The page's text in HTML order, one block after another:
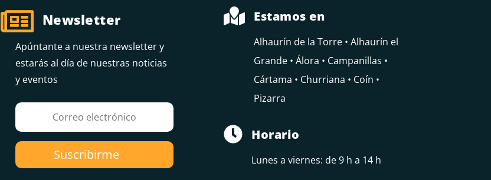
 Newsletter
Apúntante a nuestra newsletter y
estarás al día de nuestras noticias
y eventos
Suscribirme
 Estamos en
Alhaurín de la Torre • Alhaurín el
Grande • Álora • Campanillas •
Cártama • Churriana • Coín •
Pizarra
 Horario
Lunes a viernes: de 9 h a 14 h